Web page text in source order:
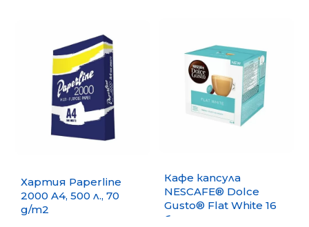
Хартия Paperline
2000 A4, 500 л., 70
g/m2
Кафе капсула
NESCAFE® Dolce
Gusto® Flat White 16
бр.